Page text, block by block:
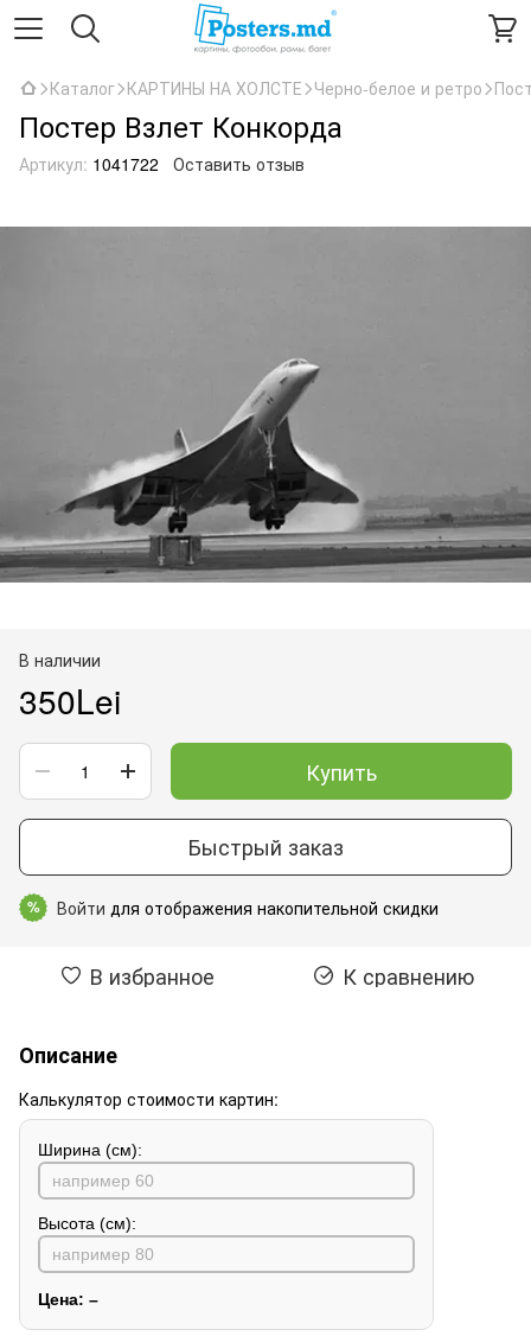
Каталог КАРТИНЫ НА ХОЛСТЕ Черно-белое и ретро
Постер Взлет Конкорда
Артикул: 1041722 Оставить отзыв
В наличии
350Lei
Купить
Быстрый заказ
% Войти для отображения накопительной скидки
В избранное К сравнению
Описание
Калькулятор стоимости картин:
Ширина (см):
Высота (см):
Цена: –